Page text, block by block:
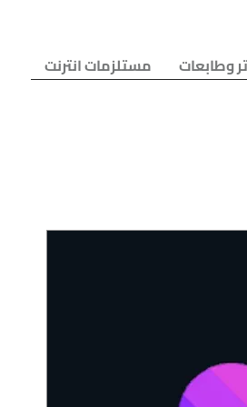
وطابعات مستلزمات انترنت